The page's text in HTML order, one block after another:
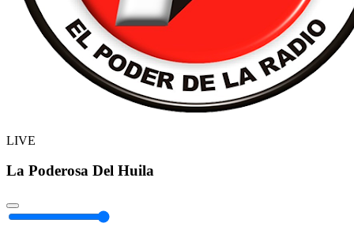
LIVE
La Poderosa Del Huila